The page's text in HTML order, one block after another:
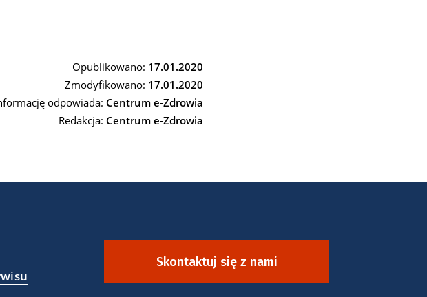
Opublikowano: 17.01.2020
Zmodyfikowano: 17.01.2020
odpowiada: Centrum e-Zdrowia
Redakcja: Centrum e-Zdrowia
Skontaktuj się z nami